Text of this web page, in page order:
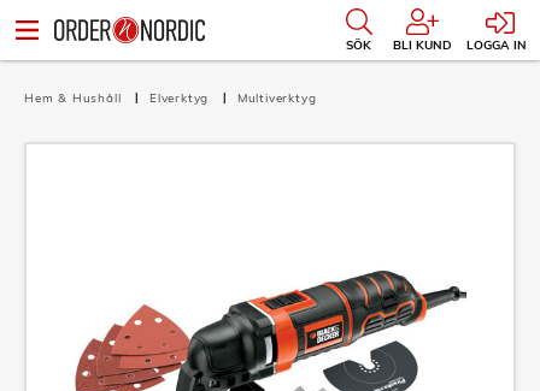
SÖK BLI KUND LOGGA IN
Hem & Hushåll Elverktyg Multiverktyg